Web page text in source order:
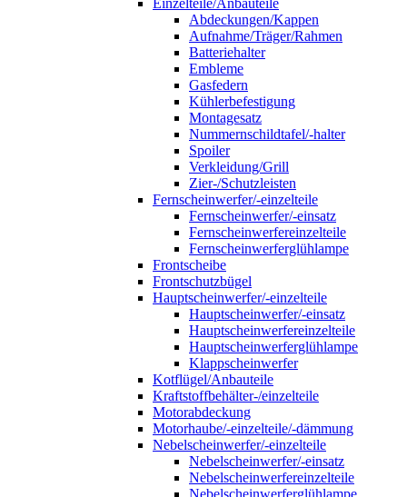
Einzelteile/Anbauteile
Abdeckungen/Kappen
Aufnahme/Träger/Rahmen
Batteriehalter
Embleme
Gasfedern
Kühlerbefestigung
Montagesatz
Nummernschildtafel/-halter
Spoiler
Verkleidung/Grill
Zier-/Schutzleisten
Fernscheinwerfer/-einzelteile
Fernscheinwerfer/-einsatz
Fernscheinwerfereinzelteile
Fernscheinwerferglühlampe
Frontscheibe
Frontschutzbügel
Hauptscheinwerfer/-einzelteile
Hauptscheinwerfer/-einsatz
Hauptscheinwerfereinzelteile
Hauptscheinwerferglühlampe
Klappscheinwerfer
Kotflügel/Anbauteile
Kraftstoffbehälter-/einzelteile
Motorabdeckung
Motorhaube/-einzelteile/-dämmung
Nebelscheinwerfer/-einzelteile
Nebelscheinwerfer/-einsatz
Nebelscheinwerfereinzelteile
Nebelscheinwerferglühlampe